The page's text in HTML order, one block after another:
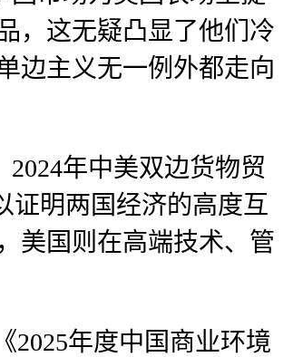
，这无疑凸显了他们冷
边主义无一例外都走向
年中美双边货物贸
证明两国经济的高度互
美国则在高端技术、管
2025年度中国商业环境